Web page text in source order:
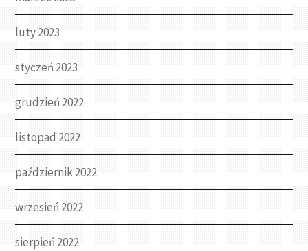
luty 2023
styczeń 2023
grudzień 2022
listopad 2022
październik 2022
wrzesień 2022
sierpień 2022